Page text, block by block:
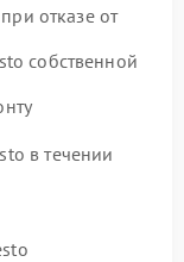
отказе от
собственной
в течении